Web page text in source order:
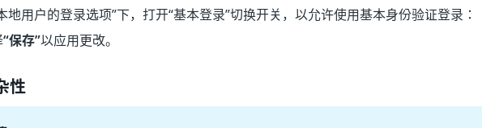
地用户的登录选项”下，打开“基本登录”切换开关，以允许使用基本身份验证登录：
“保存”以应用更改。
性